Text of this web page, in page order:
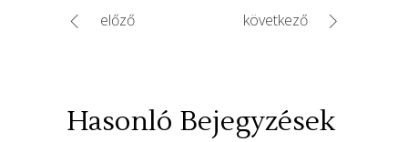
előző következő
Hasonló Bejegyzések